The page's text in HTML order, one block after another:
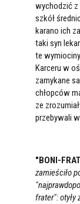
wychodzić z
szkół
karano ich
taki syn
te
Karceru w
zamykane
chłopców
ze
przebywali
"BONI-
zamieściło
frater": otyły